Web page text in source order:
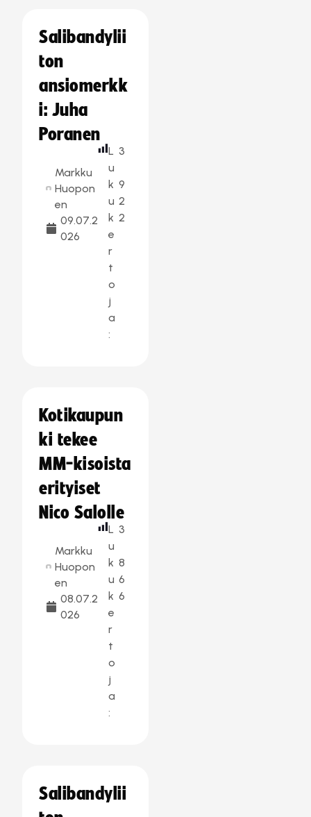
Salibandylii
ton
ansiomerkk
i: Juha
Poranen
Markku
Huopon
en
09.07.2
026
L
u
k
u
k
e
r
t
o
j
a
:
3
9
2
2
Kotikaupun
ki tekee
MM-kisoista
erityiset
Nico Salolle
Markku
Huopon
en
08.07.2
026
L
u
k
u
k
e
r
t
o
j
a
:
3
8
6
6
Salibandylii